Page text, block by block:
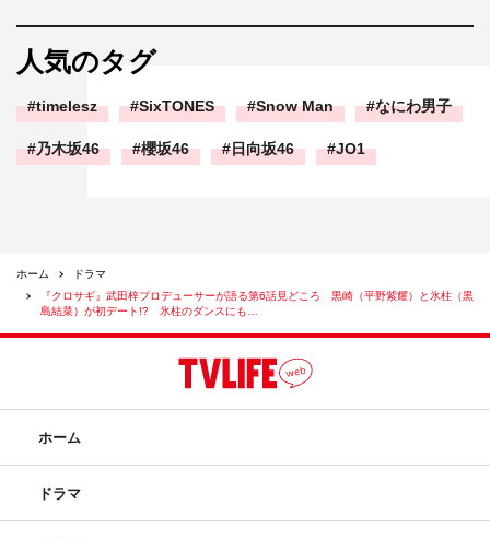
人気のタグ
timelesz SixTONES Snow Man なにわ男子
乃木坂46 櫻坂46 日向坂46 JO1
ホーム
ドラマ
『クロサギ』武田梓プロデューサーが語る第6話見どころ 黒崎（平野紫耀）と氷柱（黒
島結菜）が初デート!? 氷柱のダンスにも…
ホーム
ドラマ